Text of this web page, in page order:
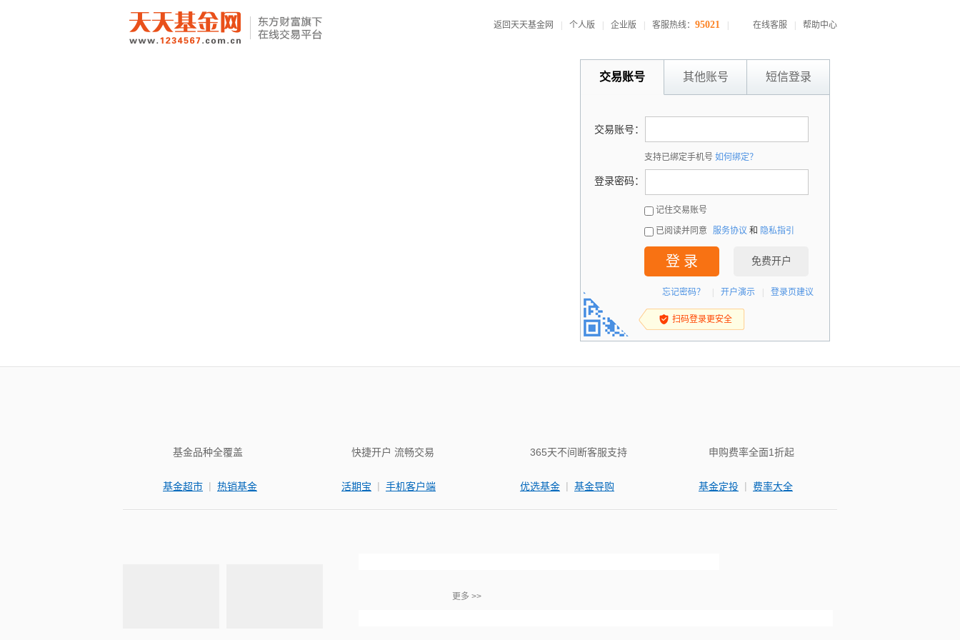
返回天天基金网 个人版 企业版 客服热线： 95021 在线客服 帮助中心
交易账号 其他账号 短信登录
交易账号：
支持已绑定手机号 如何绑定？
登录密码：
记住交易账号
已阅读并同意 服务协议 和 隐私指引
登 录 免费开户
忘记密码？ 开户演示 登录页建议
扫码登录更安全
基金品种全覆盖
基金超市 | 热销基金
快捷开户 流畅交易
活期宝 | 手机客户端
365天不间断客服支持
优选基金 | 基金导购
申购费率全面1折起
基金定投 | 费率大全
更多 >>